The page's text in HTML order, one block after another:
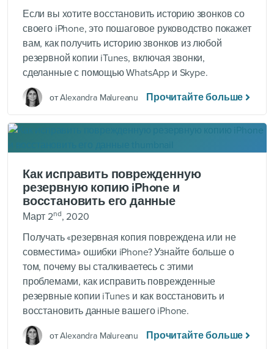
Если вы хотите восстановить историю звонков со
своего iPhone, это пошаговое руководство покажет
вам, как получить историю звонков из любой
резервной копии iTunes, включая звонки,
сделанные с помощью WhatsApp и Skype.
от Alexandra Malureanu Прочитайте больше
Как исправить поврежденную
резервную копию iPhone и
восстановить его данные
Март 2nd, 2020
Получать «резервная копия повреждена или не
совместима» ошибки iPhone? Узнайте больше о
том, почему вы сталкиваетесь с этими
проблемами, как исправить поврежденные
резервные копии iTunes и как восстановить и
восстановить данные вашего iPhone.
от Alexandra Malureanu Прочитайте больше